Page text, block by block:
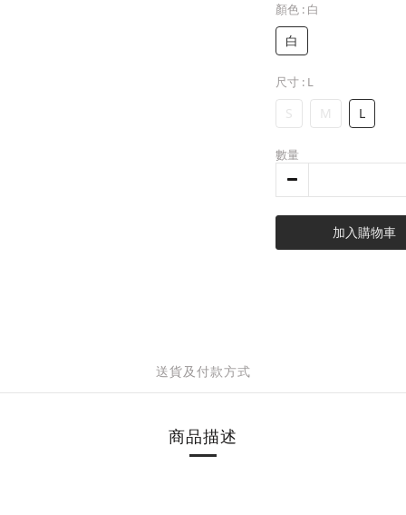
顏色 : 白
白
尺寸 : L
S M L
數量
加入購物車
送貨及付款方式
商品描述